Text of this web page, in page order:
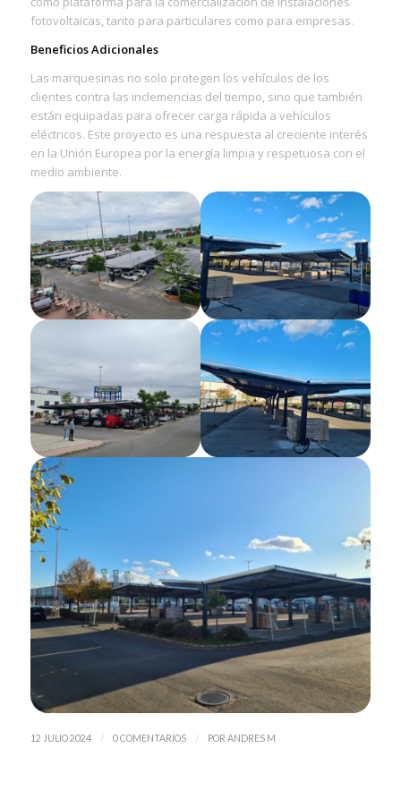
fotovoltaicas, tanto para particulares como para empresas.
Beneficios Adicionales
Las marquesinas no solo protegen los vehículos de los
clientes contra las inclemencias del tiempo, sino que también
están equipadas para ofrecer carga rápida a vehículos
eléctricos. Este proyecto es una respuesta al creciente interés
en la Unión Europea por la energía limpia y respetuosa con el
medio ambiente.
12 JULIO 2024 / 0 COMENTARIOS / POR ANDRES M